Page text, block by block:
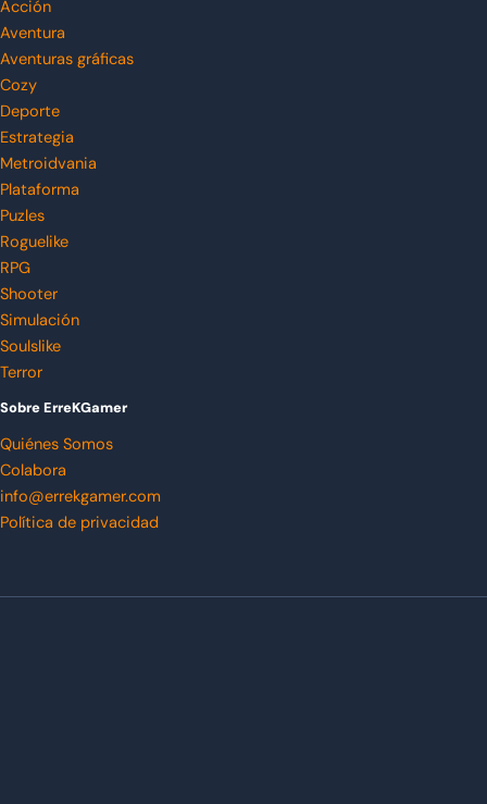
Acción
Aventura
Aventuras gráficas
Cozy
Deporte
Estrategia
Metroidvania
Plataforma
Puzles
Roguelike
RPG
Shooter
Simulación
Soulslike
Terror
Sobre ErreKGamer
Quiénes Somos
Colabora
info@errekgamer.com
Política de privacidad